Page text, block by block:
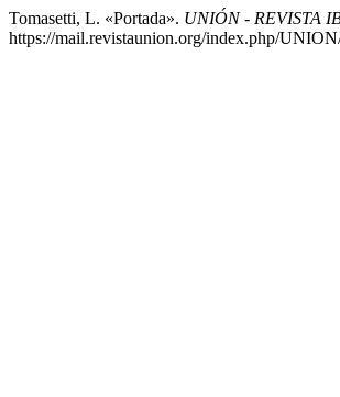
Tomasetti, L. «Portada». UNIÓN - REVISTA
https://mail.revistaunion.org/index.php/